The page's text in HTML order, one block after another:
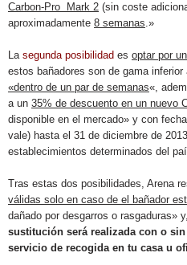
Carbon-Pro Mark 2 (sin coste
aproximadamente 8 semanas.»
La segunda posibilidad es optar por
estos bañadores son de gama inferior
«dentro de un par de semanas«,
a un 35% de descuento en un nuevo
disponible en el mercado» y con
vale) hasta el 31 de diciembre de
establecimientos determinados del
Tras estas dos posibilidades, Arena
válidas solo en caso de el bañador
dañado por desgarros o rasgaduras»
sustitución será realizada con o
servicio de recogida en tu casa u